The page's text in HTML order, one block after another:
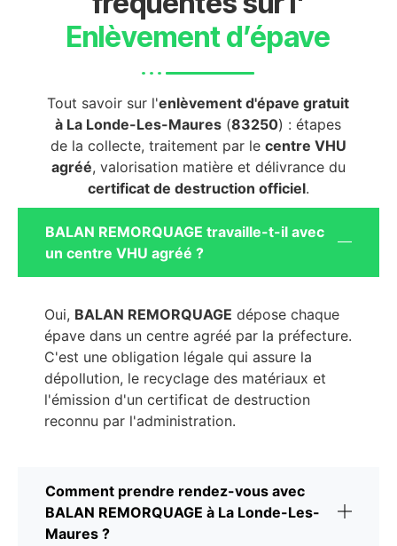
Enlèvement d’épave
Tout savoir sur l'enlèvement d'épave gratuit
à La Londe-Les-Maures (83250) : étapes
de la collecte, traitement par le centre VHU
agréé, valorisation matière et délivrance du
certificat de destruction officiel.
BALAN REMORQUAGE travaille-t-il avec
un centre VHU agréé ?
Oui, BALAN REMORQUAGE dépose chaque
épave dans un centre agréé par la préfecture.
C'est une obligation légale qui assure la
dépollution, le recyclage des matériaux et
l'émission d'un certificat de destruction
reconnu par l'administration.
Comment prendre rendez-vous avec
BALAN REMORQUAGE à La Londe-Les-
Maures ?